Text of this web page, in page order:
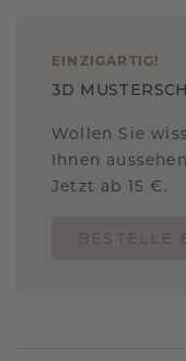
EINZIGARTIG !
3D
Wollen Sie
Ihnen
Jetzt ab 15 €.